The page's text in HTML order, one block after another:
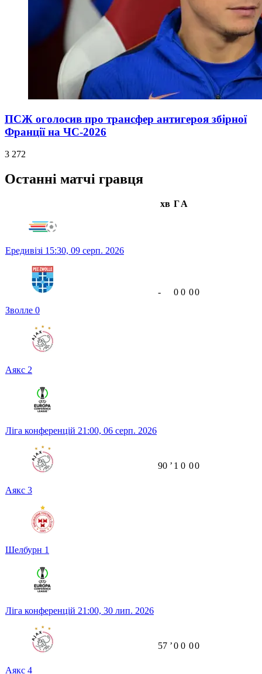
ПСЖ оголосив про трансфер антигероя збірної
Франції на ЧС-2026
3 272
Останні матчі гравця
хв ГА
Ередивізі 15:30, 09 серп. 2026
Зволле 0
Аякс 2
- 0 0 00
Ліга конференцій 21:00, 06 серп. 2026
Аякс 3
Шелбурн 1
90 ʼ 1 0 00
Ліга конференцій 21:00, 30 лип. 2026
Аякс 4
57 ʼ0 0 00